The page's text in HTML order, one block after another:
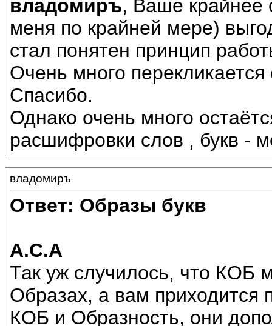
владомиръ, Ваше крайнее
меня по крайней мере)
стал понятен принцип
Очень много
Спасибо.
Однако очень много
расшифровки слов , букв -
владомиръ
Ответ: Образы букв
А.С.А
Так уж случилось, что КОБ
Образах, а вам приходится
КОБ и Образность, они